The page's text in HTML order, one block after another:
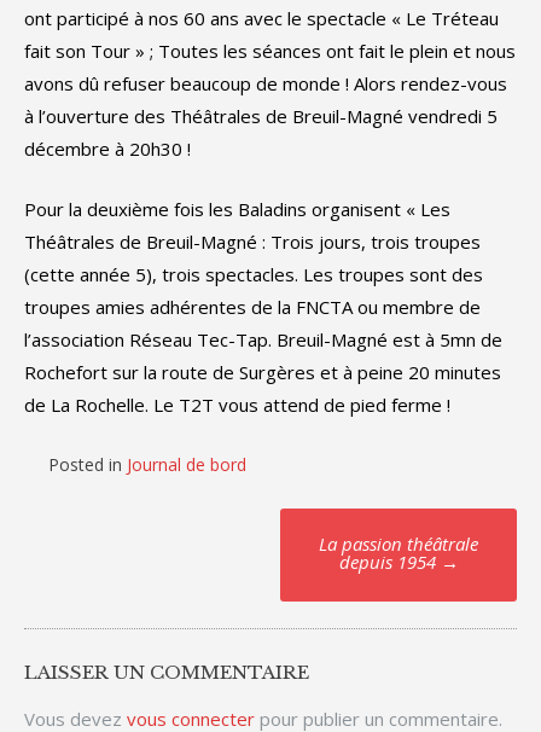
ont participé à nos 60 ans avec le spectacle « Le Tréteau
fait son Tour » ; Toutes les séances ont fait le plein et nous
avons dû refuser beaucoup de monde ! Alors rendez-vous
à l’ouverture des Théâtrales de Breuil-Magné vendredi 5
décembre à 20h30 !
Pour la deuxième fois les Baladins organisent « Les
Théâtrales de Breuil-Magné : Trois jours, trois troupes
(cette année 5), trois spectacles. Les troupes sont des
troupes amies adhérentes de la FNCTA ou membre de
l’association Réseau Tec-Tap. Breuil-Magné est à 5mn de
Rochefort sur la route de Surgères et à peine 20 minutes
de La Rochelle. Le T2T vous attend de pied ferme !
Posted in Journal de bord
La passion théâtrale
depuis 1954 →
LAISSER UN COMMENTAIRE
Vous devez vous connecter pour publier un commentaire.